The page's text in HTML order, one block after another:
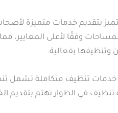
بتقديم خدمات متميزة
وفقًا لأعلى المعايير،
وتنظيفها بفعالية.
تنظيف متكاملة تشمل
تنظيف في الطوار تهتم